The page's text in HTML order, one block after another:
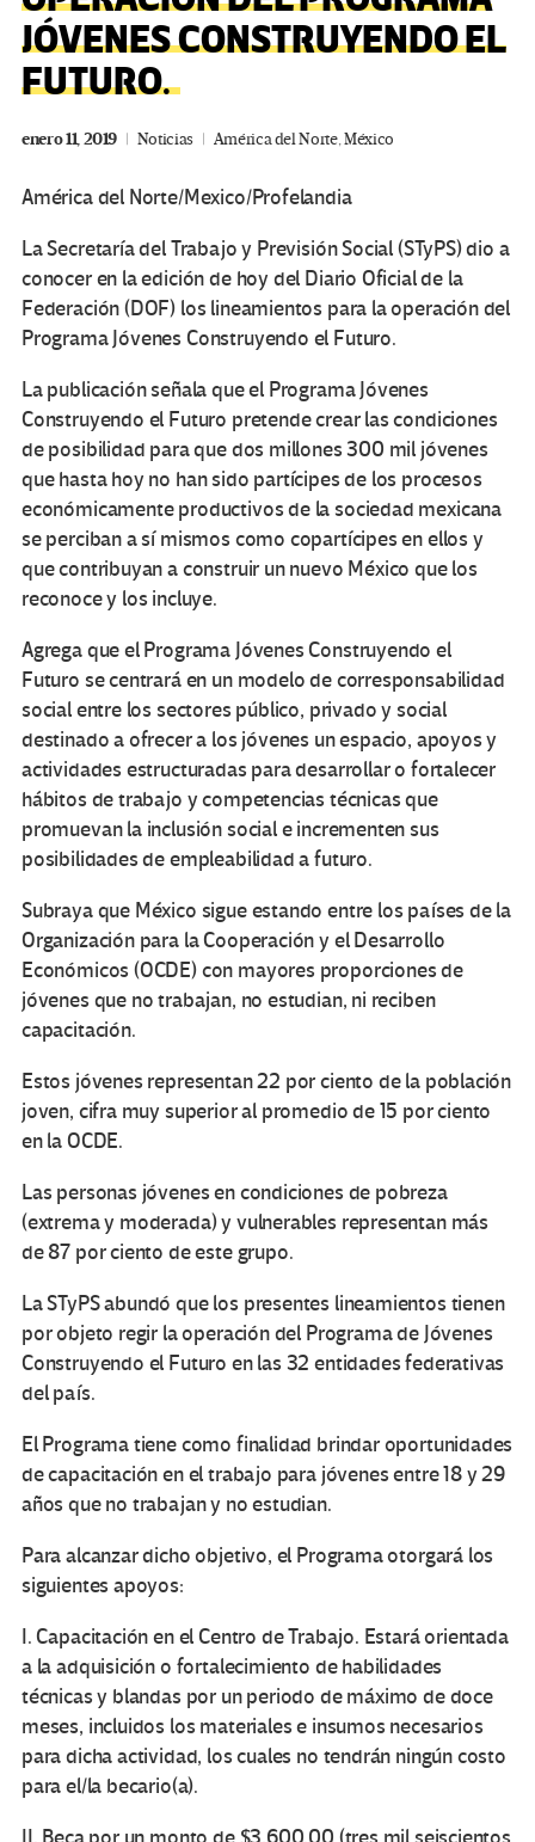
JÓVENES CONSTRUYENDO EL
FUTURO.
enero 11, 2019 Noticias América del Norte,México
América del Norte/Mexico/Profelandia
La Secretaría del Trabajo y Previsión Social (STyPS) dio a
conocer en la edición de hoy del Diario Oficial de la
Federación (DOF) los lineamientos para la operación del
Programa Jóvenes Construyendo el Futuro.
La publicación señala que el Programa Jóvenes
Construyendo el Futuro pretende crear las condiciones
de posibilidad para que dos millones 300 mil jóvenes
que hasta hoy no han sido partícipes de los procesos
económicamente productivos de la sociedad mexicana
se perciban a sí mismos como copartícipes en ellos y
que contribuyan a construir un nuevo México que los
reconoce y los incluye.
Agrega que el Programa Jóvenes Construyendo el
Futuro se centrará en un modelo de corresponsabilidad
social entre los sectores público, privado y social
destinado a ofrecer a los jóvenes un espacio, apoyos y
actividades estructuradas para desarrollar o fortalecer
hábitos de trabajo y competencias técnicas que
promuevan la inclusión social e incrementen sus
posibilidades de empleabilidad a futuro.
Subraya que México sigue estando entre los países de la
Organización para la Cooperación y el Desarrollo
Económicos (OCDE) con mayores proporciones de
jóvenes que no trabajan, no estudian, ni reciben
capacitación.
Estos jóvenes representan 22 por ciento de la población
joven, cifra muy superior al promedio de 15 por ciento
en la OCDE.
Las personas jóvenes en condiciones de pobreza
(extrema y moderada) y vulnerables representan más
de 87 por ciento de este grupo.
La STyPS abundó que los presentes lineamientos tienen
por objeto regir la operación del Programa de Jóvenes
Construyendo el Futuro en las 32 entidades federativas
del país.
El Programa tiene como finalidad brindar oportunidades
de capacitación en el trabajo para jóvenes entre 18 y 29
años que no trabajan y no estudian.
Para alcanzar dicho objetivo, el Programa otorgará los
siguientes apoyos:
I. Capacitación en el Centro de Trabajo. Estará orientada
a la adquisición o fortalecimiento de habilidades
técnicas y blandas por un periodo de máximo de doce
meses, incluidos los materiales e insumos necesarios
para dicha actividad, los cuales no tendrán ningún costo
para el/la becario(a).